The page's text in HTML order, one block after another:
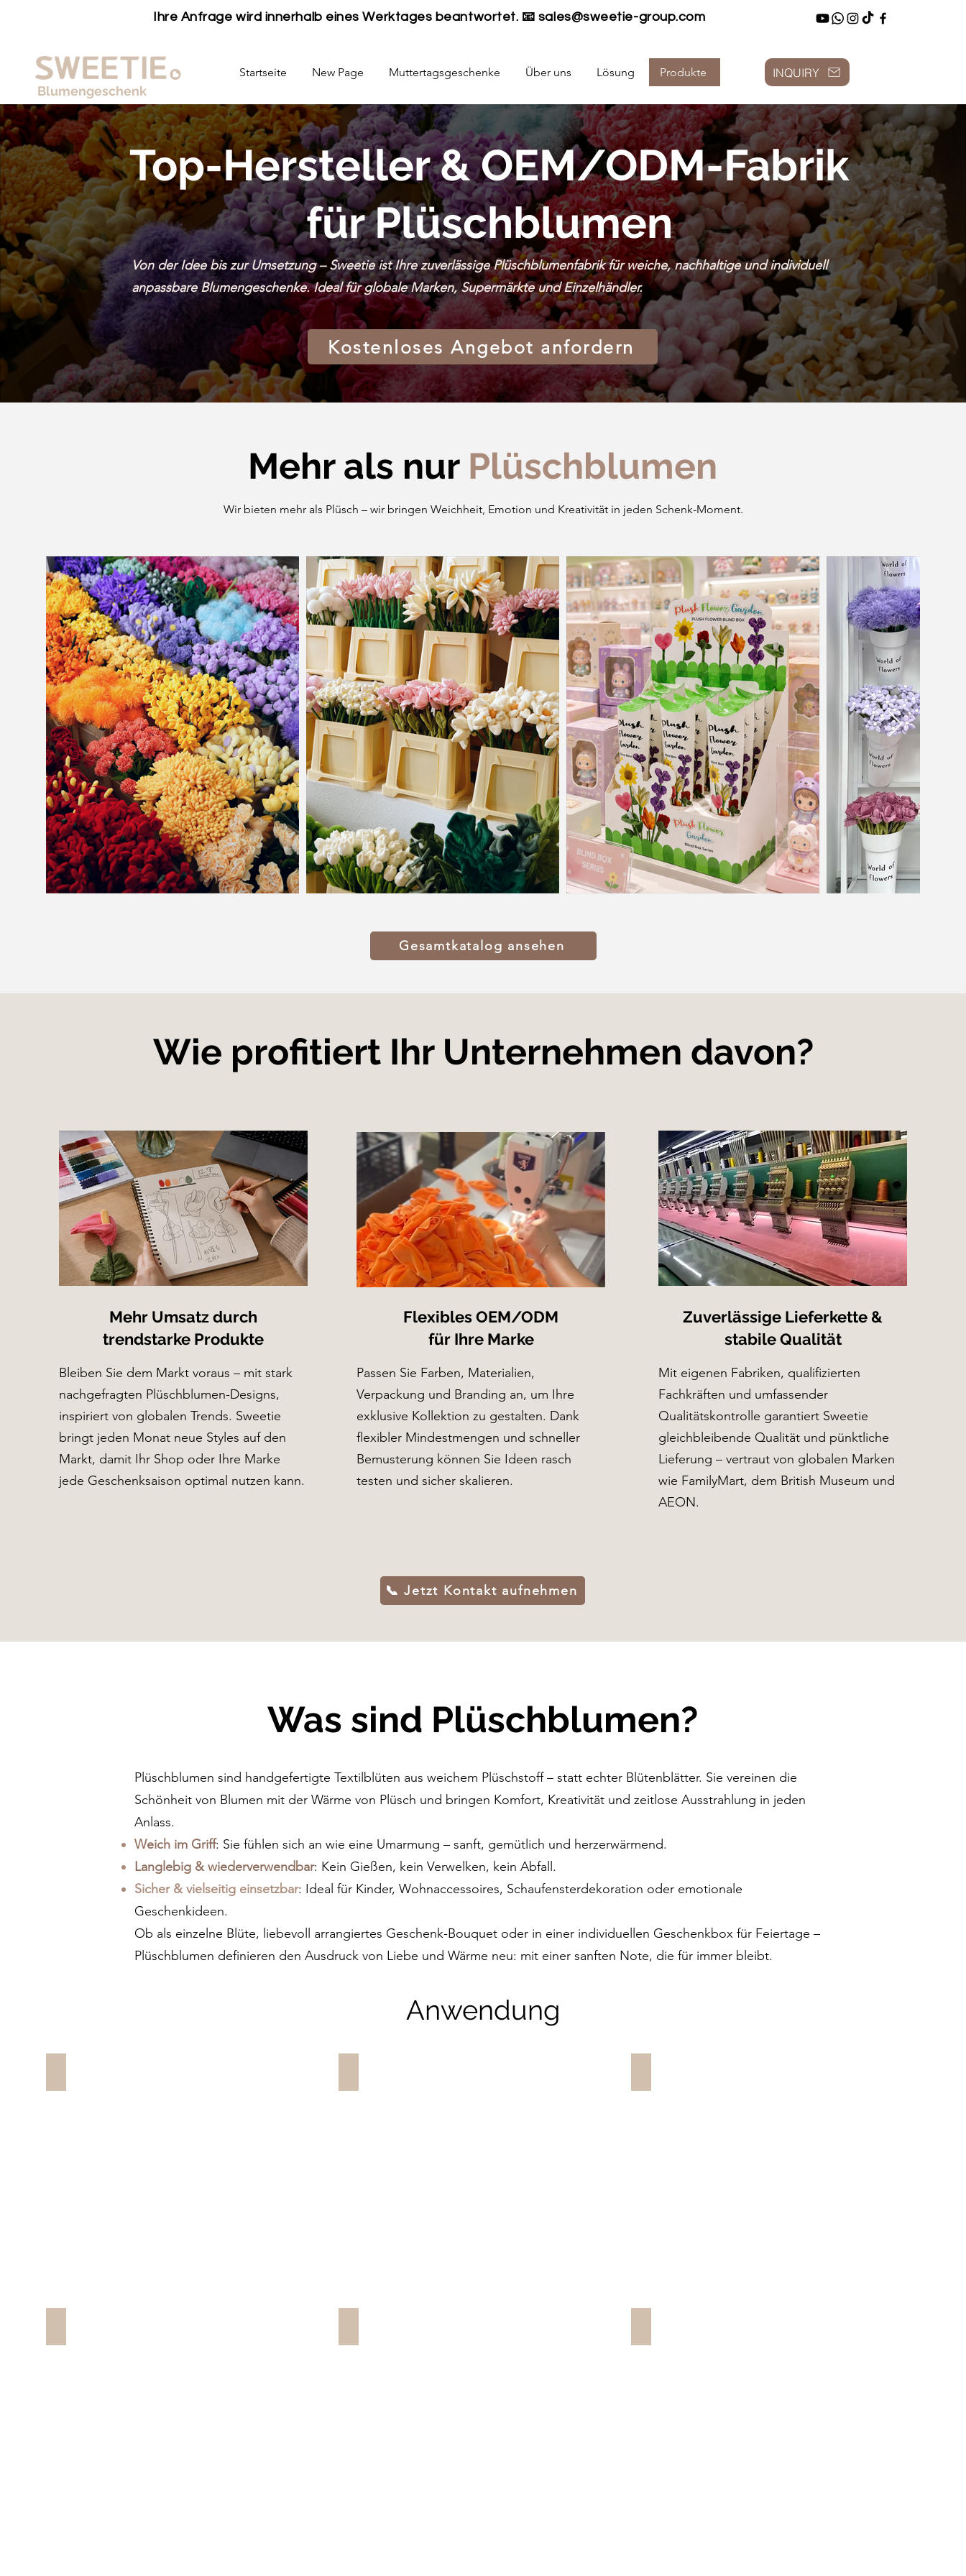
Ihre Anfrage wird innerhalb eines Werktages beantwortet. 📧 sales@sweetie-group.com
Blumengeschenk
Startseite New Page Muttertagsgeschenke Über uns Lösung Produkte INQUIRY
Top-Hersteller & OEM/ODM-Fabrik
für Plüschblumen
Von der Idee bis zur Umsetzung – Sweetie ist Ihre zuverlässige Plüschblumenfabrik für weiche, nachhaltige und individuell
anpassbare Blumengeschenke. Ideal für globale Marken, Supermärkte und Einzelhändler.
Kostenloses Angebot anfordern
Mehr als nur Plüschblumen
Wir bieten mehr als Plüsch – wir bringen Weichheit, Emotion und Kreativität in jeden Schenk-Moment.
Gesamtkatalog ansehen
Wie profitiert Ihr Unternehmen davon?
Mehr Umsatz durch
trendstarke Produkte
Bleiben Sie dem Markt voraus – mit stark
nachgefragten Plüschblumen-Designs,
inspiriert von globalen Trends. Sweetie
bringt jeden Monat neue Styles auf den
Markt, damit Ihr Shop oder Ihre Marke
jede Geschenksaison optimal nutzen kann.
Flexibles OEM/ODM
für Ihre Marke
Passen Sie Farben, Materialien,
Verpackung und Branding an, um Ihre
exklusive Kollektion zu gestalten. Dank
flexibler Mindestmengen und schneller
Bemusterung können Sie Ideen rasch
testen und sicher skalieren.
Zuverlässige Lieferkette &
stabile Qualität
Mit eigenen Fabriken, qualifizierten
Fachkräften und umfassender
Qualitätskontrolle garantiert Sweetie
gleichbleibende Qualität und pünktliche
Lieferung – vertraut von globalen Marken
wie FamilyMart, dem British Museum und
AEON.
📞 Jetzt Kontakt aufnehmen
Was sind Plüschblumen?
Plüschblumen sind handgefertigte Textilblüten aus weichem Plüschstoff – statt echter Blütenblätter. Sie vereinen die
Schönheit von Blumen mit der Wärme von Plüsch und bringen Komfort, Kreativität und zeitlose Ausstrahlung in jeden
Anlass.
Weich im Griff: Sie fühlen sich an wie eine Umarmung – sanft, gemütlich und herzerwärmend.
Langlebig & wiederverwendbar: Kein Gießen, kein Verwelken, kein Abfall.
Sicher & vielseitig einsetzbar: Ideal für Kinder, Wohnaccessoires, Schaufensterdekoration oder emotionale
Geschenkideen.
Ob als einzelne Blüte, liebevoll arrangiertes Geschenk-Bouquet oder in einer individuellen Geschenkbox für Feiertage –
Plüschblumen definieren den Ausdruck von Liebe und Wärme neu: mit einer sanften Note, die für immer bleibt.
Anwendung